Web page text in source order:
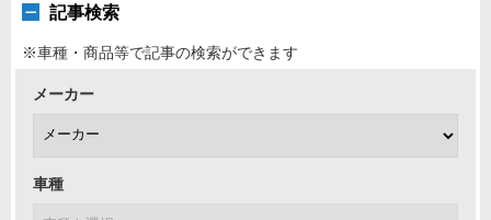
記事検索
※車種・商品等で記事の検索ができます
メーカー
車種